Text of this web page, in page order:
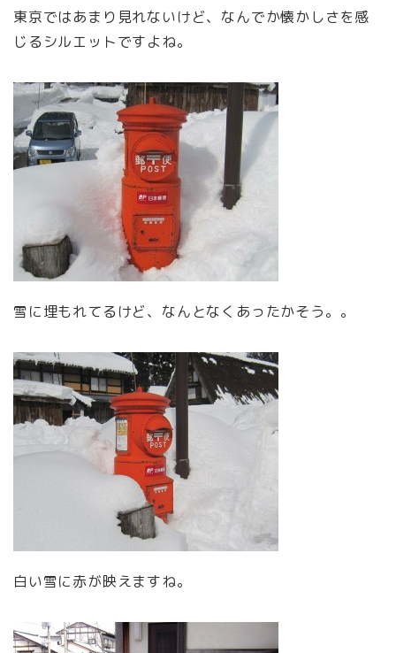
東京ではあまり見れないけど、なんでか懐かしさを感
じるシルエットですよね。
雪に埋もれてるけど、なんとなくあったかそう。。
白い雪に赤が映えますね。